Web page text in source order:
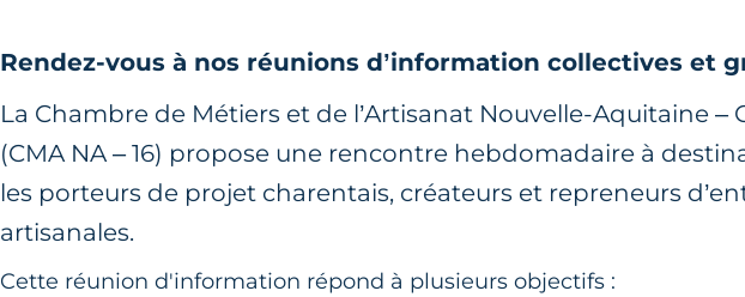
Rendez-vous à nos réunions d’information collectives et
La Chambre de Métiers et de l’Artisanat Nouvelle-Aquitaine –
(CMA NA – 16) propose une rencontre hebdomadaire à
les porteurs de projet charentais, créateurs et repreneurs
artisanales.
Cette réunion d'information répond à plusieurs objectifs :